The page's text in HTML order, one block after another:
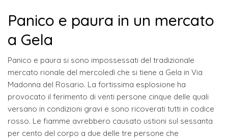
Panico e paura in un mercato
a Gela
Panico e paura si sono impossessati del tradizionale
mercato rionale del mercoledì che si tiene a Gela in Via
Madonna del Rosario. La fortissima esplosione ha
provocato il ferimento di venti persone cinque delle quali
versano in condizioni gravi e sono ricoverati tutti in codice
rosso. Le fiamme avrebbero causato ustioni sul sessanta
per cento del corpo a due delle tre persone che